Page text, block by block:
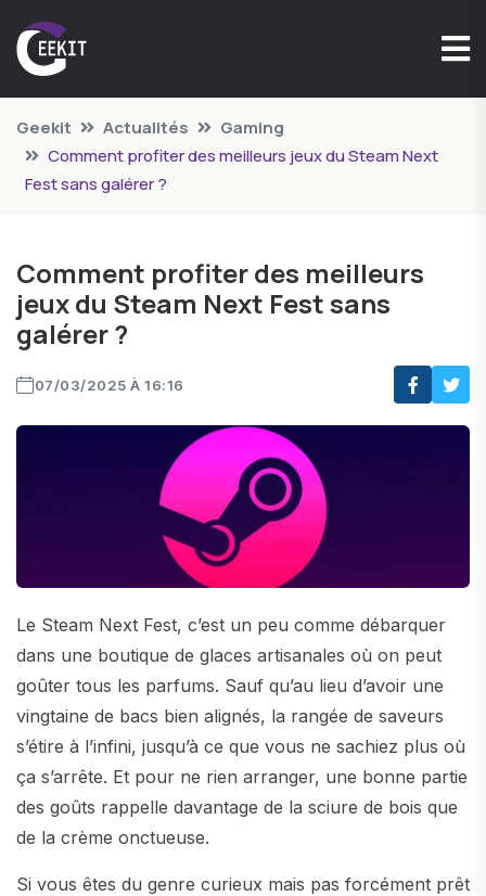
Geekit Actualités
Gaming
Comment profiter des meilleurs jeux du Steam Next
Fest sans galérer ?
Comment profiter des meilleurs
jeux du Steam Next Fest sans
galérer ?
07/03/2025 À 16:16
Le Steam Next Fest, c’est un peu comme débarquer
dans une boutique de glaces artisanales où on peut
goûter tous les parfums. Sauf qu’au lieu d’avoir une
vingtaine de bacs bien alignés, la rangée de saveurs
s’étire à l’infini, jusqu’à ce que vous ne sachiez plus où
ça s’arrête. Et pour ne rien arranger, une bonne partie
des goûts rappelle davantage de la sciure de bois que
de la crème onctueuse.
Si vous êtes du genre curieux mais pas forcément prêt